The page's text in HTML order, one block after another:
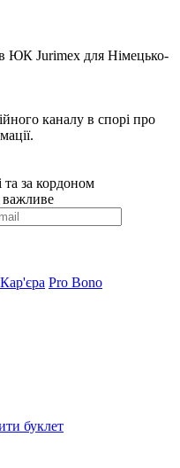
ЮК Jurimex для Німецько-
каналу в спорі про
та за кордоном
важливе
Кар'єра Pro Bono
буклет